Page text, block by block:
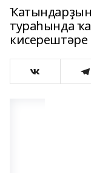
тураһында